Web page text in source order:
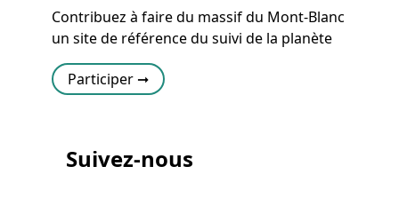
Contribuez à faire du massif du Mont-Blanc
un site de référence du suivi de la planète
Participer ➞
Suivez-nous